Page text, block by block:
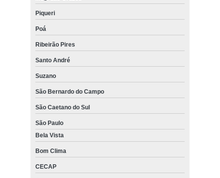
Piqueri
Poá
Ribeirão Pires
Santo André
Suzano
São Bernardo do Campo
São Caetano do Sul
São Paulo
Bela Vista
Bom Clima
CECAP